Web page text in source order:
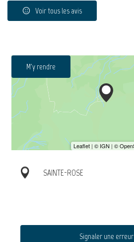
Voir tous les avis
M'y rendre
SAINTE-ROSE
Signaler une erreur